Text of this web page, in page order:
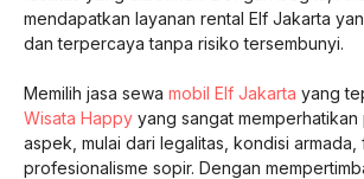
mendapatkan layanan rental Elf Jakarta
dan terpercaya tanpa risiko tersembunyi.
Memilih jasa sewa mobil Elf Jakarta yang
Wisata Happy yang sangat
aspek, mulai dari legalitas, kondisi armada,
profesionalisme sopir. Dengan